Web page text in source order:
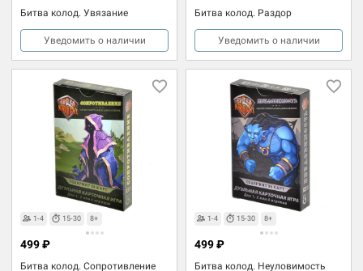
Битва колод. Увязание
Уведомить о наличии
Битва колод. Раздор
Уведомить о наличии
1-4 15-30 8+
Битва колод. Сопротивление
499 ₽
1-4 15-30 8+
Битва колод. Неуловимость
499 ₽